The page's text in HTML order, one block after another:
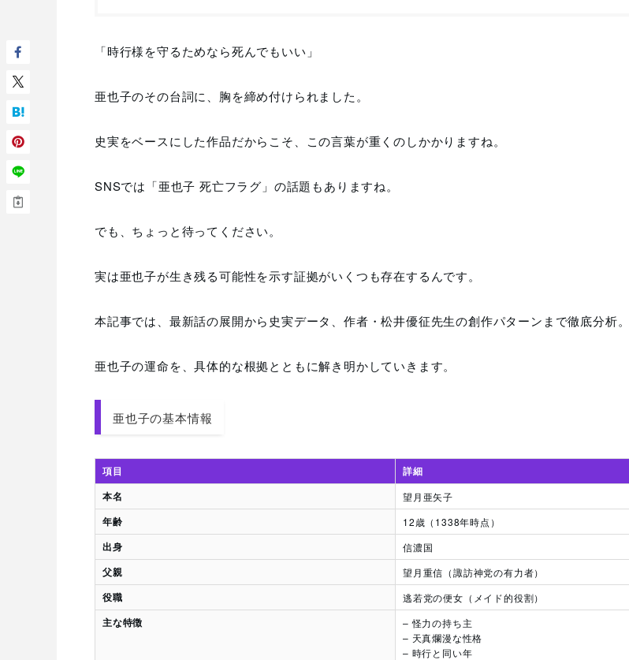
「時行様を守るためなら死んでもいい」
亜也子のその台詞に、胸を締め付けられました。
史実をベースにした作品だからこそ、この言葉が重くのしかかりますね。
SNSでは「亜也子 死亡フラグ」の話題もありますね。
でも、ちょっと待ってください。
実は亜也子が生き残る可能性を示す証拠がいくつも存在するんです。
本記事では、最新話の展開から史実データ、作者・松井優征先生の創作パターンまで徹底分析。
亜也子の運命を、具体的な根拠とともに解き明かしていきます。
亜也子の基本情報
項目
詳細
本名
望月亜矢子
年齢 12歳（1338年時点）
出身 信濃国
父親 望月重信（諏訪神党の有力者）
役職 逃若党の便女（メイド的役割）
主な特徴
– 怪力の持ち主
– 天真爛漫な性格
– 時行と同い年